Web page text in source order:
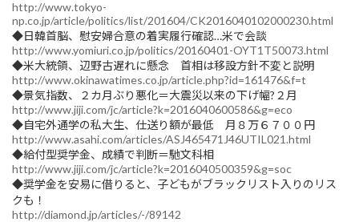
http://www.tokyo-
np.co.jp/article/politics/list/201604/CK2016040102000230.html
◆日韓首脳、慰安婦合意の着実履行確認…米で会談
http://www.yomiuri.co.jp/politics/20160401-OYT1T50073.html
◆米大統領、辺野古遅れに懸念 首相は移設方針不変と説明
http://www.okinawatimes.co.jp/article.php?id=161476&f=t
◆景気指数、２カ月ぶり悪化＝大震災以来の下げ幅?２月
http://www.jiji.com/jc/article?k=2016040600586&g=eco
◆自宅外通学の私大生、仕送り額が最低 月８万６７００円
http://www.asahi.com/articles/ASJ465471J46UTIL021.html
◆給付型奨学金、成績で判断＝馳文科相
http://www.jiji.com/jc/article?k=2016040500359&g=soc
◆奨学金を安易に借りると、子どもがブラックリスト入りのリス
クも！
http://diamond.jp/articles/-/89142